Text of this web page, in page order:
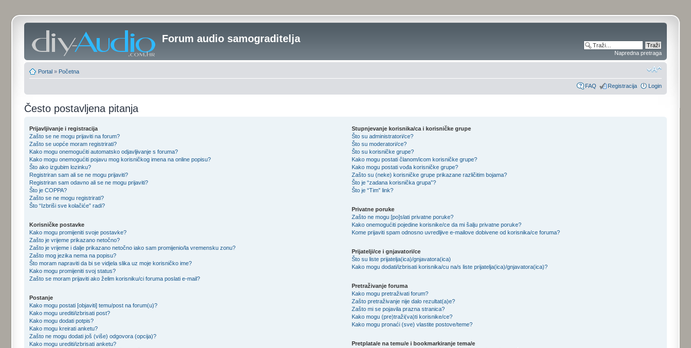
Forum audio samograditelja
Napredna pretraga
Portal » Početna
FAQ Registracija Login
Često postavljena pitanja
Prijavljivanje i registracija
Zašto se ne mogu prijaviti na forum?
Zašto se uopće moram registrirati?
Kako mogu onemogućiti automatsko odjavljivanje s foruma?
Kako mogu onemogućiti pojavu mog korisničkog imena na online popisu?
Što ako izgubim lozinku?
Registriran sam ali se ne mogu prijaviti?
Registriran sam odavno ali se ne mogu prijaviti?
Što je COPPA?
Zašto se ne mogu registrirati?
Što “Izbriši sve kolačiće” radi?
Korisničke postavke
Kako mogu promijeniti svoje postavke?
Zašto je vrijeme prikazano netočno?
Zašto je vrijeme i dalje prikazano netočno iako sam promijenio/la vremensku zonu?
Zašto mog jezika nema na popisu?
Što moram napraviti da bi se vidjela slika uz moje korisničko ime?
Kako mogu promijeniti svoj status?
Zašto se moram prijaviti ako želim korisniku/ci foruma poslati e-mail?
Postanje
Kako mogu postati [objaviti] temu/post na forum(u)?
Kako mogu urediti/izbrisati post?
Kako mogu dodati potpis?
Kako mogu kreirati anketu?
Zašto ne mogu dodati još (više) odgovora (opcija)?
Kako mogu urediti/izbrisati anketu?
Stupnjevanje korisnika/ca i korisničke grupe
Što su administratori/ce?
Što su moderatori/ce?
Što su korisničke grupe?
Kako mogu postati članom/icom korisničke grupe?
Kako mogu postati vođa korisničke grupe?
Zašto su (neke) korisničke grupe prikazane različitim bojama?
Što je “zadana korisnička grupa”?
Što je “Tim” link?
Privatne poruke
Zašto ne mogu [po]slati privatne poruke?
Kako onemogućiti pojedine korisnike/ce da mi šalju privatne poruke?
Kome prijaviti spam odnosno uvredljive e-mailove dobivene od korisnika/ce foruma?
Prijatelji/ce i gnjavatori/ce
Što su liste prijatelja(ica)/gnjavatora(ica)
Kako mogu dodati/izbrisati korisnika/cu na/s liste prijatelja(ica)/gnjavatora(ica)?
Pretraživanje foruma
Kako mogu pretraživati forum?
Zašto pretraživanje nije dalo rezultat(a)e?
Zašto mi se pojavila prazna stranica?
Kako mogu (pre)traži(va)ti korisnike/ce?
Kako mogu pronaći (sve) vlastite postove/teme?
Pretplata/e na temu/e i bookmarkiranje tema/e